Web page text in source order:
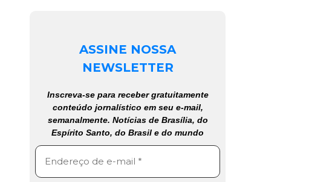
ASSINE NOSSA
NEWSLETTER
Inscreva-se para receber gratuitamente
conteúdo jornalístico em seu e-mail,
semanalmente. Notícias de Brasília, do
Espírito Santo, do Brasil e do mundo